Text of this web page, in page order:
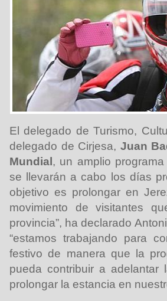
El delegado de Turismo,
delegado de Cirjesa, Juan
Mundial , un amplio
se llevarán a cabo los días
objetivo es prolongar en
movimiento de visitantes
provincia”, ha declarado
“estamos trabajando para
festivo de manera que la
pueda contribuir a
prolongar la estancia en